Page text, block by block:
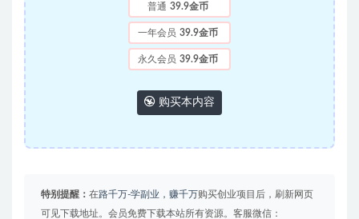
普通 39.9金币
一年会员 39.9金币
永久会员 39.9金币
购买本内容
特别提醒： 在路千万-学副业，赚千万购买创业项目后，刷新网页
可见下载地址。会员免费下载本站所有资源。客服微信：